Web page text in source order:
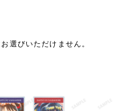
選びいただけません。